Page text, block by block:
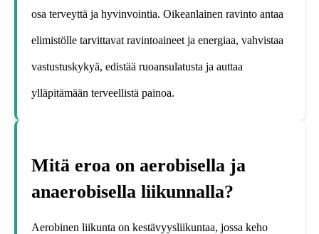
osa terveyttä ja hyvinvointia. Oikeanlainen ravinto antaa
elimistölle tarvittavat ravintoaineet ja energiaa, vahvistaa
vastustuskykyä, edistää ruoansulatusta ja auttaa
ylläpitämään terveellistä painoa.
Mitä eroa on aerobisella ja
anaerobisella liikunnalla?
Aerobinen liikunta on kestävyysliikuntaa, jossa keho